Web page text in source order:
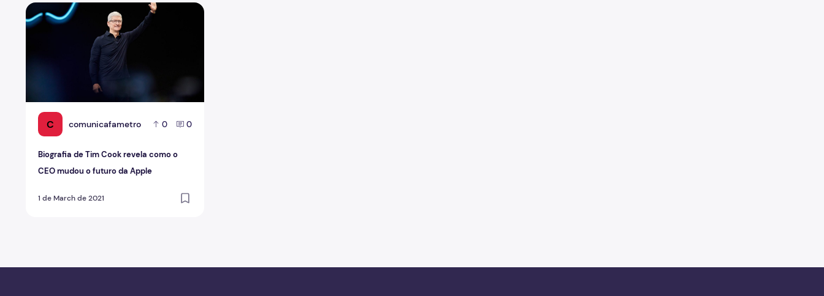
C comunicafametro 0 0
Biografia de Tim Cook revela como o
CEO mudou o futuro da Apple
1 de March de 2021
Biografia de Tim Cook revela como o CEO mudou o futuro da Apple